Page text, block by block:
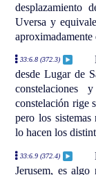
desplazamiento
Uversa y
33:6.8 (372.3)
desde Lugar de
constelaciones
constelación rige
pero los
lo hacen los
33:6.9 (372.4)
Jerusem, es